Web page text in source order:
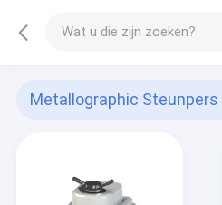
Metallographic Steunpers